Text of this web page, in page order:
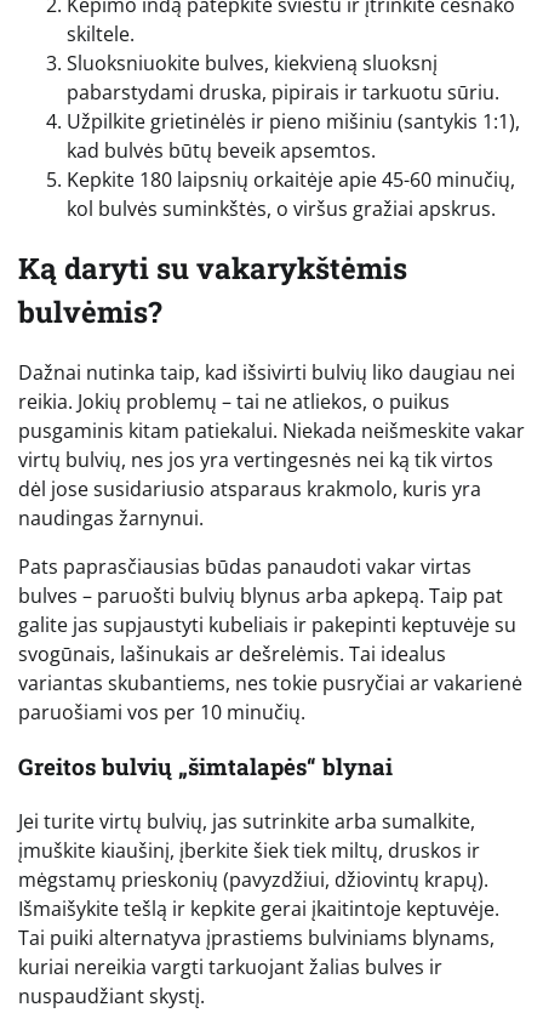
skiltele.
Sluoksniuokite bulves, kiekvieną sluoksnį
pabarstydami druska, pipirais ir tarkuotu sūriu.
Užpilkite grietinėlės ir pieno mišiniu (santykis 1:1),
kad bulvės būtų beveik apsemtos.
Kepkite 180 laipsnių orkaitėje apie 45-60 minučių,
kol bulvės suminkštės, o viršus gražiai apskrus.
Ką daryti su vakarykštėmis
bulvėmis?
Dažnai nutinka taip, kad išsivirti bulvių liko daugiau nei
reikia. Jokių problemų – tai ne atliekos, o puikus
pusgaminis kitam patiekalui. Niekada neišmeskite vakar
virtų bulvių, nes jos yra vertingesnės nei ką tik virtos
dėl jose susidariusio atsparaus krakmolo, kuris yra
naudingas žarnynui.
Pats paprasčiausias būdas panaudoti vakar virtas
bulves – paruošti bulvių blynus arba apkepą. Taip pat
galite jas supjaustyti kubeliais ir pakepinti keptuvėje su
svogūnais, lašinukais ar dešrelėmis. Tai idealus
variantas skubantiems, nes tokie pusryčiai ar vakarienė
paruošiami vos per 10 minučių.
Greitos bulvių „šimtalapės“ blynai
Jei turite virtų bulvių, jas sutrinkite arba sumalkite,
įmuškite kiaušinį, įberkite šiek tiek miltų, druskos ir
mėgstamų prieskonių (pavyzdžiui, džiovintų krapų).
Išmaišykite tešlą ir kepkite gerai įkaitintoje keptuvėje.
Tai puiki alternatyva įprastiems bulviniams blynams,
kuriai nereikia vargti tarkuojant žalias bulves ir
nuspaudžiant skystį.